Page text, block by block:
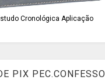
Cronológica Aplicação
PIX PEC.CONFESSO